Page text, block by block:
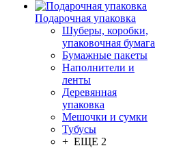
Подарочная упаковка
Шуберы, коробки,
упаковочная бумага
Бумажные пакеты
Наполнители и
ленты
Деревянная
упаковка
Мешочки и сумки
Тубусы
+ ЕЩЕ 2